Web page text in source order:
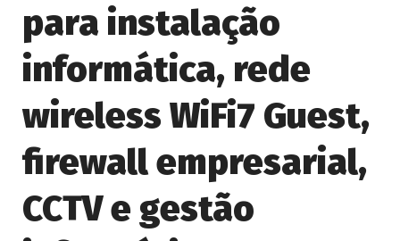
para instalação
informática, rede
wireless WiFi7 Guest,
firewall empresarial,
CCTV e gestão